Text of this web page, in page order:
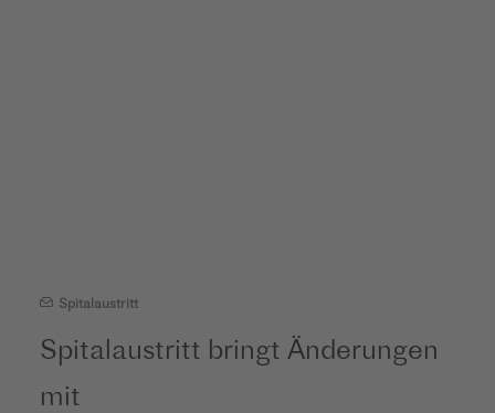
Spitalaustritt
Spitalaustritt bringt Änderungen
mit